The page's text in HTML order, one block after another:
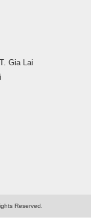
Gia Lai
Reserved.